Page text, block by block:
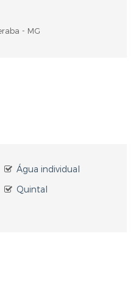
- MG
Água individual
Quintal